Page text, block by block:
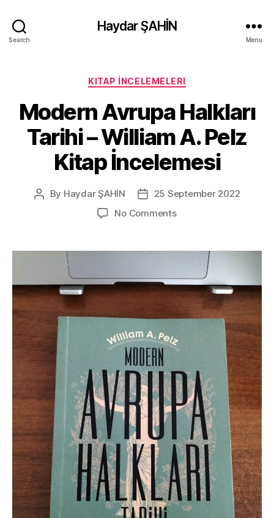
Search
Haydar ŞAHİN
Menu
Categories
KITAP İNCELEMELERI
Modern Avrupa Halkları
Tarihi – William A. Pelz
Kitap İncelemesi
Post
By Haydar ŞAHİN
Post25 September 2022
No Commentson
Halkları
–
William
Pelz
İncelemesi